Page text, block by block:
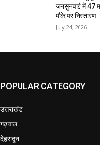
जनसुनवाई में 47
मौके पर निस्तारण
July 24, 2026
POPULAR CATEGORY
उत्तराखंड
गढ़वाल
देहरादून